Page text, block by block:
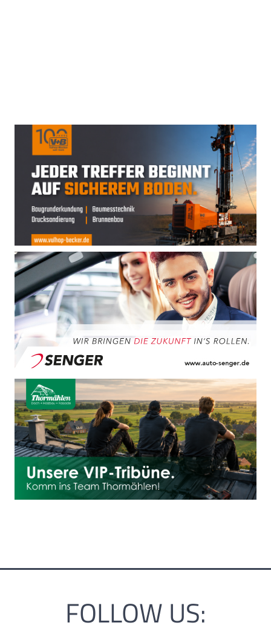
FOLLOW US: